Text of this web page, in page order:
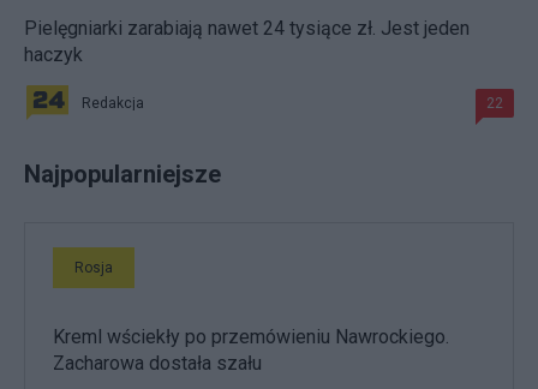
Pielęgniarki zarabiają nawet 24 tysiące zł. Jest jeden
haczyk
Redakcja 22
Najpopularniejsze
Rosja
Kreml wściekły po przemówieniu Nawrockiego.
Zacharowa dostała szału